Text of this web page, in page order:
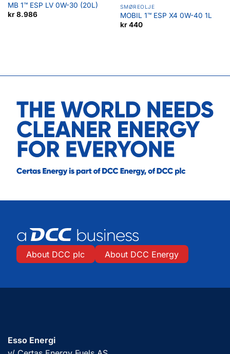
MB 1™ ESP LV 0W-30 (20L)
kr8.986
SMØREOLJE
MOBIL 1™ ESP X4 0W-40 1L
kr440
About DCC plc About DCC Energy
Esso Energi